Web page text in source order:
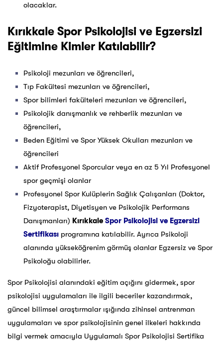
olacaklar.
Kırıkkale Spor Psikolojisi ve Egzersizi
Eğitimine Kimler Katılabilir?
Psikoloji mezunları ve öğrencileri,
Tıp Fakültesi mezunları ve öğrencileri,
Spor bilimleri fakülteleri mezunları ve öğrencileri,
Psikolojik danışmanlık ve rehberlik mezunları ve
öğrencileri,
Beden Eğitimi ve Spor Yüksek Okulları mezunları ve
öğrencileri
Aktif Profesyonel Sporcular veya en az 5 Yıl Profesyonel
spor geçmişi olanlar
Profesyonel Spor Kulüplerin Sağlık Çalışanları (Doktor,
Fizyoterapist, Diyetisyen ve Psikolojik Performans
Danışmanları) Kırıkkale Spor Psikolojisi ve Egzersizi
Sertifikası programına katılabilir. Ayrıca Psikoloji
alanında yükseköğrenim görmüş olanlar Egzersiz ve Spor
Psikoloğu olabilirler.
Spor Psikolojisi alanındaki eğitim açığını gidermek, spor
psikolojisi uygulamaları ile ilgili beceriler kazandırmak,
güncel bilimsel araştırmalar ışığında zihinsel antrenman
uygulamaları ve spor psikolojisinin genel ilkeleri hakkında
bilgi vermek amacıyla Uygulamalı Spor Psikolojisi Sertifika